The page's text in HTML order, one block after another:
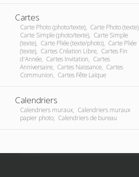
Cartes
Carte Photo (photo/texte), Carte Photo (texte),
Carte Simple (photo/texte), Carte Simple
(texte), Carte Pliée (texte/photo), Carte Pliée
(texte), Cartes Création Libre, Cartes Fin
d'Année, Cartes Invitation, Cartes
Anniversaire, Cartes Naissance, Cartes
Communion, Cartes Fête Laïque
Calendriers
Calendriers muraux, Calendriers muraux
papier photo, Calendriers de bureau